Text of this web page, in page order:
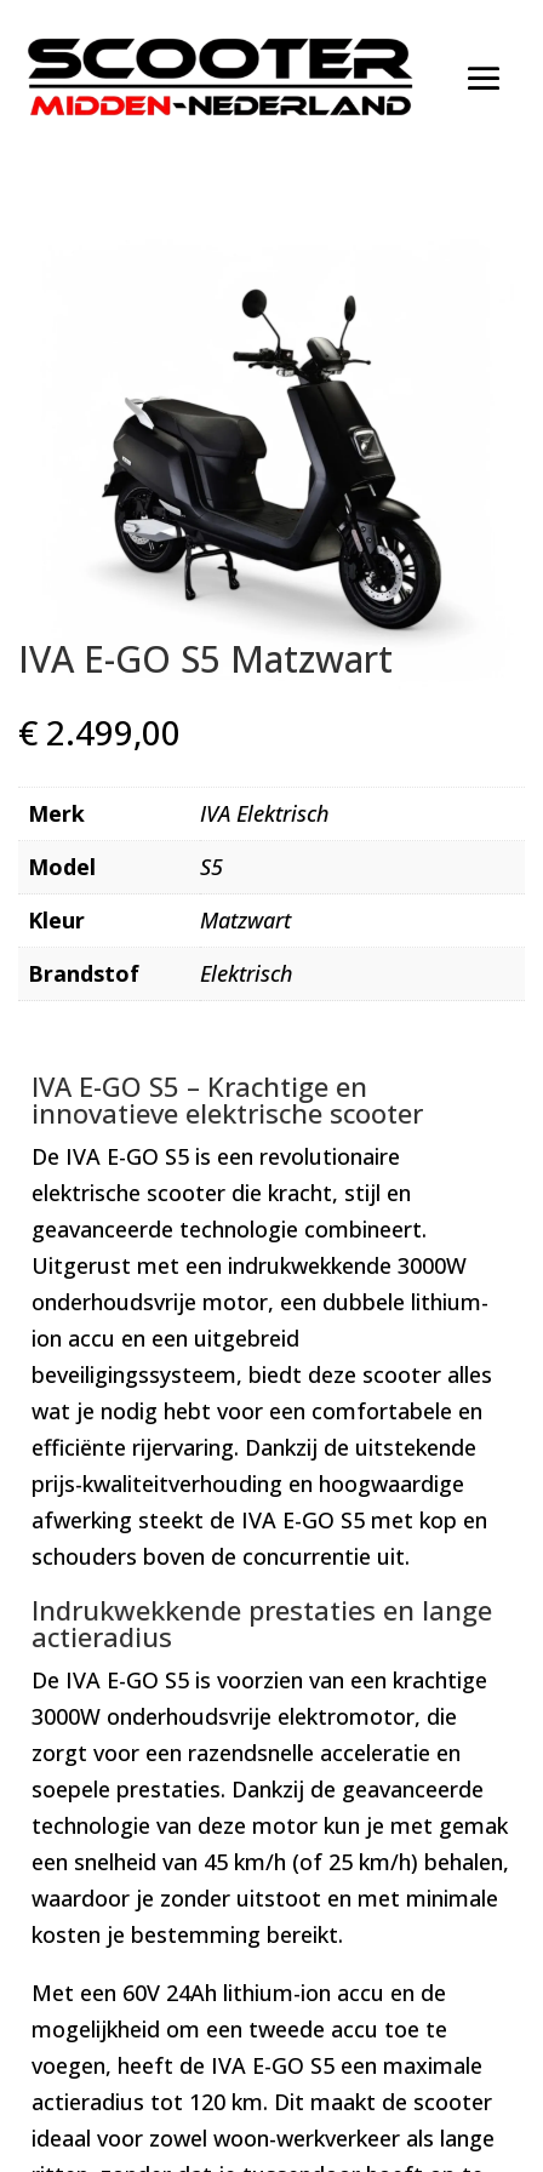
IVA E-GO S5 Matzwart
€ 2.499,00
Merk
IVA Elektrisch
Model
S5
Kleur
Matzwart
Brandstof
Elektrisch
IVA E-GO S5 – Krachtige en
innovatieve elektrische scooter
De IVA E-GO S5 is een revolutionaire
elektrische scooter die kracht, stijl en
geavanceerde technologie combineert.
Uitgerust met een indrukwekkende 3000W
onderhoudsvrije motor, een dubbele lithium-
ion accu en een uitgebreid
beveiligingssysteem, biedt deze scooter alles
wat je nodig hebt voor een comfortabele en
efficiënte rijervaring. Dankzij de uitstekende
prijs-kwaliteitverhouding en hoogwaardige
afwerking steekt de IVA E-GO S5 met kop en
schouders boven de concurrentie uit.
Indrukwekkende prestaties en lange
actieradius
De IVA E-GO S5 is voorzien van een krachtige
3000W onderhoudsvrije elektromotor, die
zorgt voor een razendsnelle acceleratie en
soepele prestaties. Dankzij de geavanceerde
technologie van deze motor kun je met gemak
een snelheid van 45 km/h (of 25 km/h) behalen,
waardoor je zonder uitstoot en met minimale
kosten je bestemming bereikt.
Met een 60V 24Ah lithium-ion accu en de
mogelijkheid om een tweede accu toe te
voegen, heeft de IVA E-GO S5 een maximale
actieradius tot 120 km. Dit maakt de scooter
ideaal voor zowel woon-werkverkeer als lange